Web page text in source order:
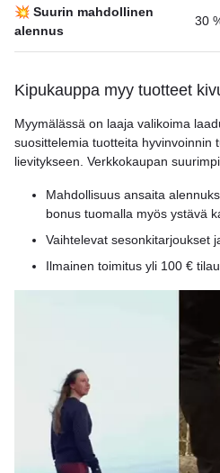
💥 Suurin mahdollinen
alennus
30
Kipukauppa myy tuotteet
Myymälässä on laaja valikoima
suosittelemia tuotteita hyvinvoinnin
lievitykseen. Verkkokaupan
Mahdollisuus ansaita
bonus tuomalla myös ystävä
Vaihtelevat sesonkitarjoukset
Ilmainen toimitus yli 100 €